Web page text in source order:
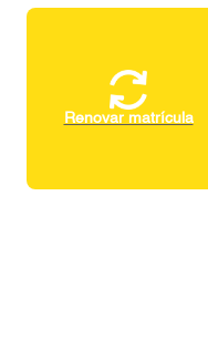
Renovar matrícula